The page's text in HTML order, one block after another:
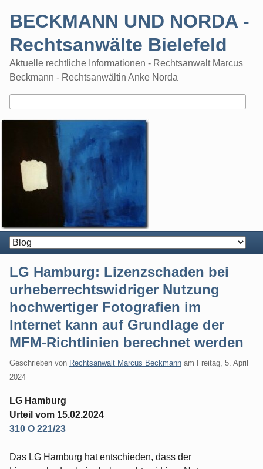
BECKMANN UND NORDA -
Rechtsanwälte Bielefeld
Aktuelle rechtliche Informationen - Rechtsanwalt Marcus
Beckmann - Rechtsanwältin Anke Norda
LG Hamburg: Lizenzschaden bei
urheberrechtswidriger Nutzung
hochwertiger Fotografien im
Internet kann auf Grundlage der
MFM-Richtlinien berechnet werden
Geschrieben von Rechtsanwalt Marcus Beckmann am Freitag, 5. April
2024
LG Hamburg
Urteil vom 15.02.2024
310 O 221/23
Das LG Hamburg hat entschieden, dass der